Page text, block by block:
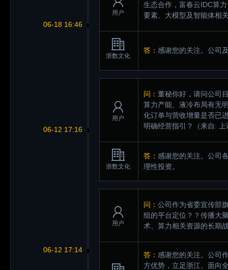
06-18 16:46
用户
生态合作，富春云IDC算
要素、大模型及智能体相
浙数文化
答： 感谢您的关注。公司
06-12 17:16
用户
问： 董秘你好，请问公司
算力产能、液冷布局有无
化订单与营收增量是否已
明确经营指引？
（来自:
浙数文化
答： 感谢您的关注。公司
理性投资。
06-12 17:14
用户
问： 公司作为省委宣传部
组的平台定位？？传播大
术、算力相关资源的长期
答： 感谢您的关注。公司
方优势，立足浙江、面向